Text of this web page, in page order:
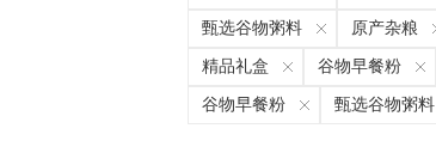
甄选谷物粥料 原产杂粮
精品礼盒 谷物早餐粉
谷物早餐粉 甄选谷物粥料